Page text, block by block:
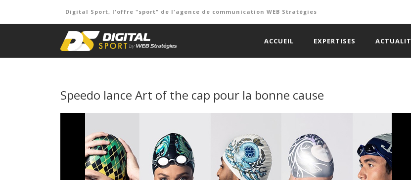
Digital Sport, l'offre "sport" de l'agence de communication WEB Stratégies
ACCUEIL EXPERTISES
Speedo lance Art of the cap pour la bonne cause